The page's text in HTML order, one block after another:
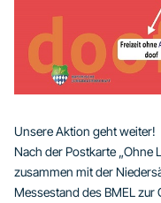
Unsere Aktion geht weiter!
Nach der Postkarte „Ohne
zusammen mit der
Messestand des BMEL zur